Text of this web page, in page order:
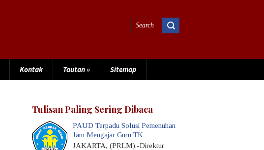
Kontak Tautan» Sitemap
Tulisan Paling Sering Dibaca
PAUD Terpadu Solusi Pemenuhan
Jam Mengajar Guru TK
JAKARTA, (PRLM).-Direktur